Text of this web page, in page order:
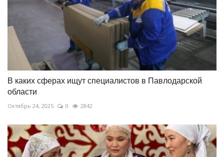
В каких сферах ищут специалистов в Павлодарской
области
Октябрь 24, 2025 0 2842